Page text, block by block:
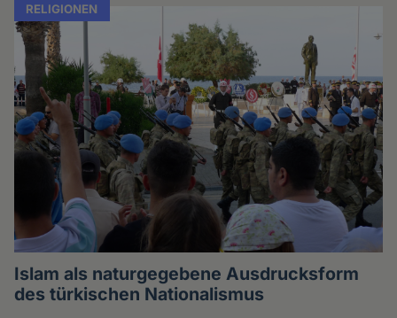
RELIGIONEN
Islam als naturgegebene Ausdrucksform
des türkischen Nationalismus